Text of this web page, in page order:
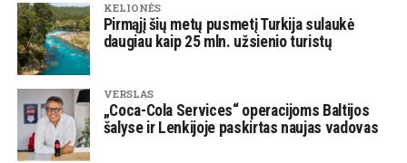
KELIONĖS
Pirmąjį šių metų pusmetį Turkija sulaukė
daugiau kaip 25 mln. užsienio turistų
VERSLAS
„Coca-Cola Services“ operacijoms Baltijos
šalyse ir Lenkijoje paskirtas naujas vadovas